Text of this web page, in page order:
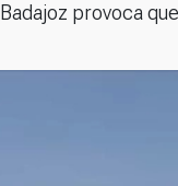
provoca